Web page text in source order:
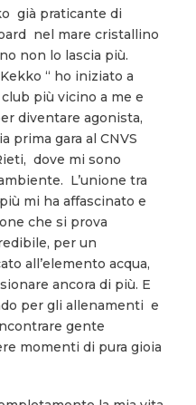
già praticante di
nel mare cristallino
non lo lascia più.
“ ho iniziato a
più vicino a me e
diventare agonista,
prima gara al CNVS
dove mi sono
L’unione tra
mi ha affascinato e
che si prova
per un
all’elemento acqua,
ancora di più. E
per gli allenamenti e
gente
momenti di pura gioia